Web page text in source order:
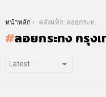
You are here:
หน้าหลัก คลังแท็ก: ลอยกระทง กรุงเทพ 2566
ลอยกระทง กรุง